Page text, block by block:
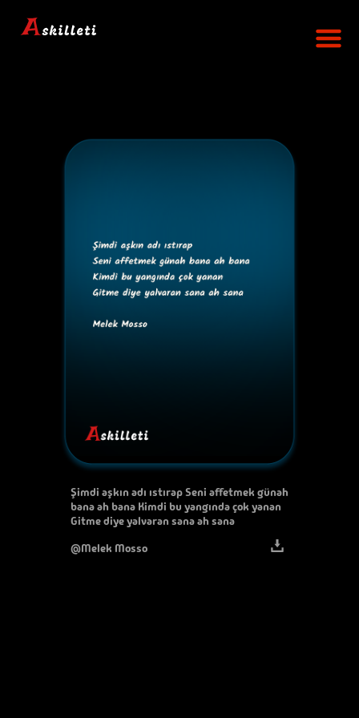
Şimdi aşkın adı ıstırap Seni affetmek günah
bana ah bana Kimdi bu yangında çok yanan
Gitme diye yalvaran sana ah sana
@Melek Mosso